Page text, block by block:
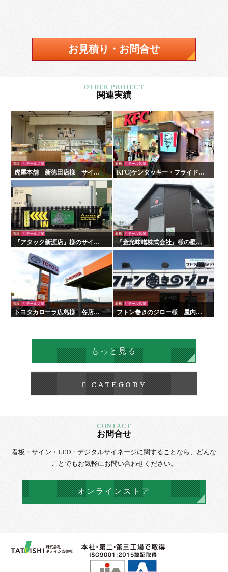
お見積り・お問合せ
関連実績
看板 リテール店舗
虎屋本舗 新徳田店様 サイン
製作施工
看板 リテール店舗
KFC(ケンタッキー・フライド・
チキン)様 看板・サイン
看板 リテール店舗
『アタック新涯店』様のサイン
施工を行いました！
看板 リテール店舗
『金光味噌株式会社』様の壁面
看板の施工を行いました！
看板 リテール店舗
トヨタカローラ広島様 各店舗
サイン工事
看板 リテール店舗
フトン巻きのジロー様 屋内外
看板・サイン
もっと見る
CATEGORY
お問合せ
看板・サイン・LED・デジタルサイネージに関することなら、
どんな
ことでもお気軽にお問い合わせください。
オンラインストア